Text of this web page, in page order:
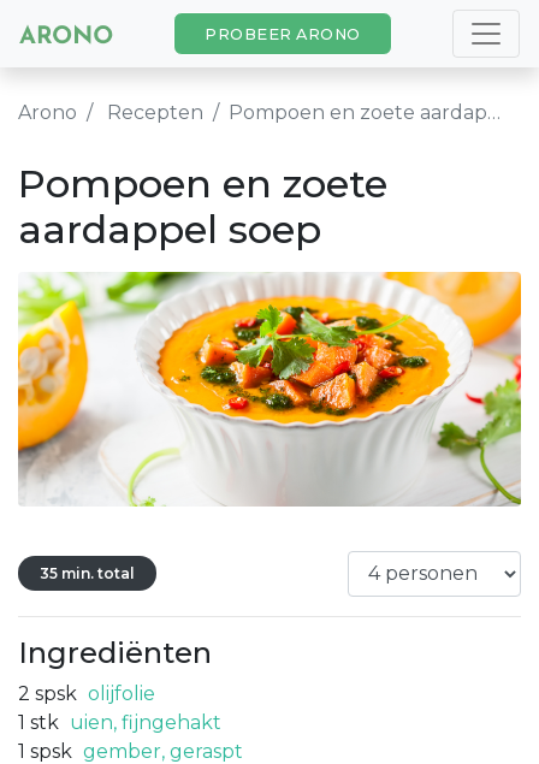
PROBEER ARONO
Arono Recepten Pompoen en zoete aardappel soep
Pompoen en zoete
aardappel soep
35 min. total
Ingrediënten
2 spsk olijfolie
1 stk uien, fijngehakt
1 spsk gember, geraspt